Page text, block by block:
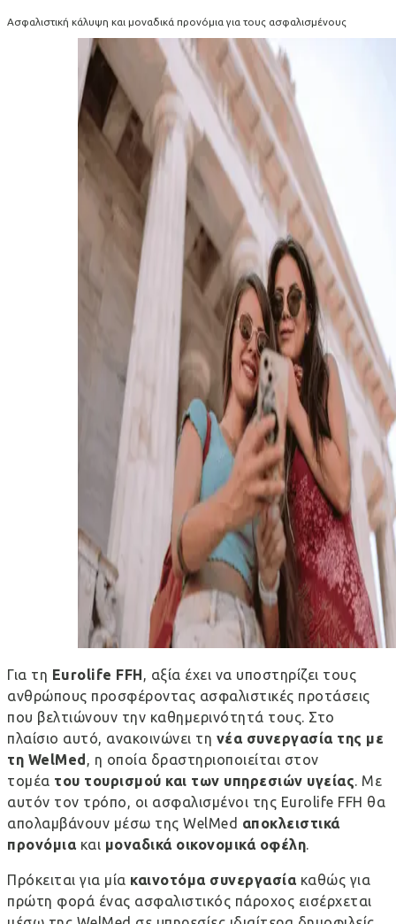
Ασφαλιστική κάλυψη και μοναδικά προνόμια για τους ασφαλισμένους
Για τη Eurolife FFH, αξία έχει να υποστηρίζει τους
ανθρώπους προσφέροντας ασφαλιστικές προτάσεις
που βελτιώνουν την καθημερινότητά τους. Στο
πλαίσιο αυτό, ανακοινώνει τη νέα συνεργασία της με
τη WelMed , η οποία δραστηριοποιείται στον
τομέα του τουρισμού και των υπηρεσιών υγείας. Με
αυτόν τον τρόπο, οι ασφαλισμένοι της Eurolife FFH θα
απολαμβάνουν μέσω της WelMed αποκλειστικά
προνόμιακαι μοναδικά οικονομικά οφέλη.
Πρόκειται για μία καινοτόμα συνεργασίακαθώς για
πρώτη φορά ένας ασφαλιστικός πάροχος εισέρχεται